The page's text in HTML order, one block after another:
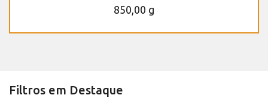
850,00 g
Filtros em Destaque